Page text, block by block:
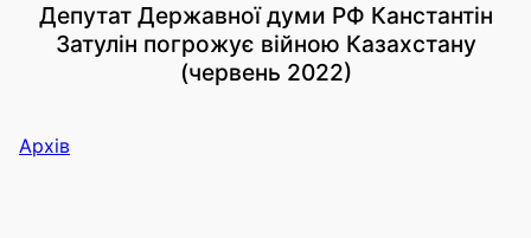
Депутат Державної думи РФ Канстантін
Затулін погрожує війною Казахстану
(червень 2022)
Архів